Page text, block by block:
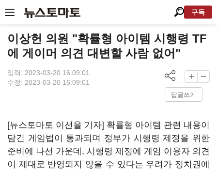
구독
이상헌 의원 "확률형 아이템 시행령 TF
에 게이머 의견 대변할 사람 없어"
입력: 2023-03-20 16:09:01
수정: 2023-03-20 16:09:01
답글쓰기
[뉴스토마토 이선율 기자] 확률형 아이템 관련 내용이
담긴 게임법이 통과되며 정부가 시행령 제정을 위한
준비에 나선 가운데, 시행령 제정에 게임 이용자 의견
이 제대로 반영되지 않을 수 있다는 우려가 정치권에